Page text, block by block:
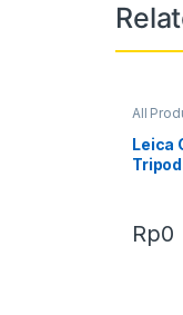
All
Leica
Tripod
Rp0